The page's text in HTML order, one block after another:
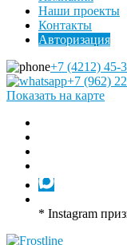
Наши проекты
Контакты
Авторизация
+7 (4212) 45-
+7 (962)
Показать на карте
* Instagram